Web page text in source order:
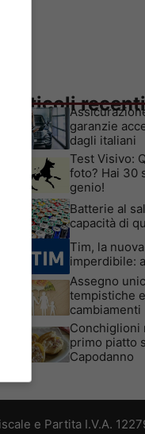
Articoli recenti
garanzie
dagli italiani
Test Visivo:
foto? Hai 30
genio!
Batterie al
capacità di
Tim, la
imperdibile:
Assegno
tempistiche
cambiamenti
Conchiglioni
primo piatto
Capodanno
e Partita I.V.A.